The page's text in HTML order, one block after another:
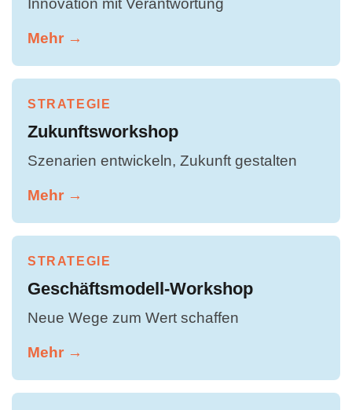
Mehr →
STRATEGIE
Zukunftsworkshop
Szenarien entwickeln, Zukunft gestalten
Mehr →
STRATEGIE
Geschäftsmodell-Workshop
Neue Wege zum Wert schaffen
Mehr →